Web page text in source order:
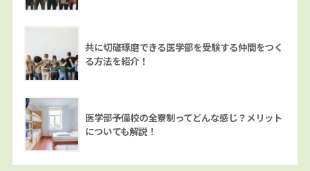
共に切磋琢磨できる医学部を受験する仲間をつく
る方法を紹介！
医学部予備校の全寮制ってどんな感じ？メリット
についても解説！